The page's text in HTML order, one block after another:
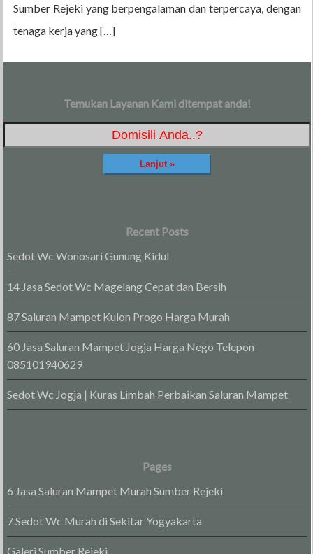
Sumber Rejeki yang berpengalaman dan terpercaya, dengan
tenaga kerja yang […]
Temukan Layanan Kami ditempat anda!
Recent Posts
Sedot Wc Wonosari Gunung Kidul
14 Jasa Sedot Wc Magelang Cepat dan Bersih
87 Saluran Mampet Kulon Progo Harga Murah
60 Jasa Saluran Mampet Jogja Harga Nego Telepon
085101940629
Sedot Wc Jogja | Kuras Limbah Perbaikan Saluran Mampet
Pages
6 Jasa Saluran Mampet Murah Sumber Rejeki
7 Sedot Wc Murah di Sekitar Yogyakarta
Galeri Sumber Rejeki